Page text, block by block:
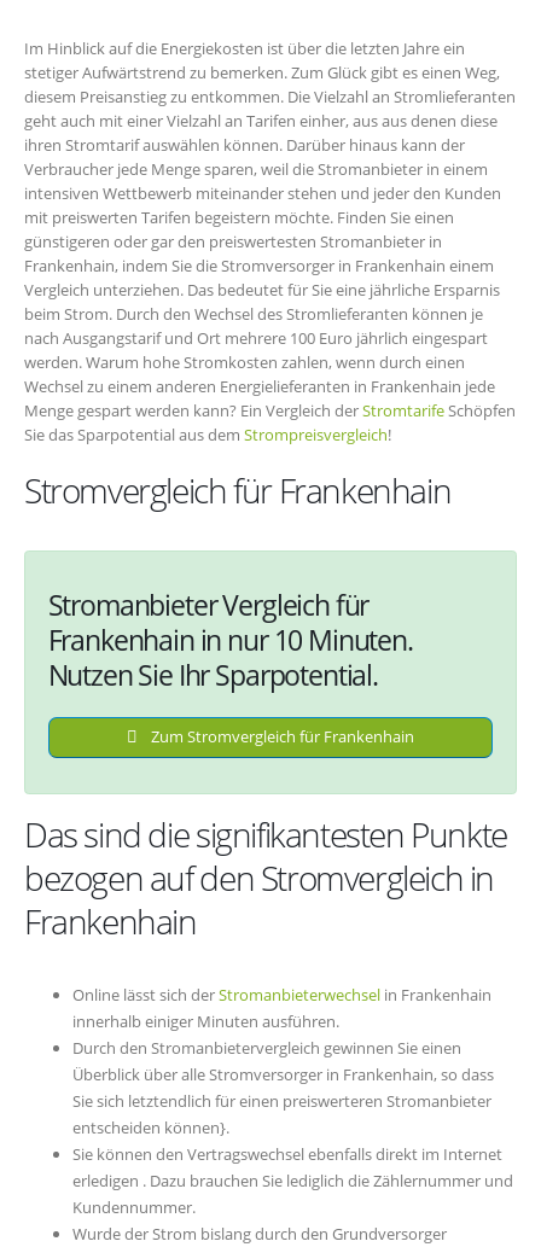
Im Hinblick auf die Energiekosten ist über die letzten Jahre ein
stetiger Aufwärtstrend zu bemerken. Zum Glück gibt es einen Weg,
diesem Preisanstieg zu entkommen. Die Vielzahl an Stromlieferanten
geht auch mit einer Vielzahl an Tarifen einher, aus aus denen diese
ihren Stromtarif auswählen können. Darüber hinaus kann der
Verbraucher jede Menge sparen, weil die Stromanbieter in einem
intensiven Wettbewerb miteinander stehen und jeder den Kunden
mit preiswerten Tarifen begeistern möchte. Finden Sie einen
günstigeren oder gar den preiswertesten Stromanbieter in
Frankenhain, indem Sie die Stromversorger in Frankenhain einem
Vergleich unterziehen. Das bedeutet für Sie eine jährliche Ersparnis
beim Strom. Durch den Wechsel des Stromlieferanten können je
nach Ausgangstarif und Ort mehrere 100 Euro jährlich eingespart
werden. Warum hohe Stromkosten zahlen, wenn durch einen
Wechsel zu einem anderen Energielieferanten in Frankenhain jede
Menge gespart werden kann? Ein Vergleich derStromtarife Schöpfen
Sie das Sparpotential aus dem Strompreisvergleich!
Stromvergleich für Frankenhain
Stromanbieter Vergleich für
Frankenhain in nur 10 Minuten.
Nutzen Sie Ihr Sparpotential.
Zum Stromvergleich für Frankenhain
Das sind die signifikantesten Punkte
bezogen auf den Stromvergleich in
Frankenhain
Online lässt sich derStromanbieterwechsel in Frankenhain
innerhalb einiger Minuten ausführen.
Durch den Stromanbietervergleich gewinnen Sie einen
Überblick über alle Stromversorger in Frankenhain, so dass
Sie sich letztendlich für einen preiswerteren Stromanbieter
entscheiden können}.
Sie können den Vertragswechsel ebenfalls direkt im Internet
erledigen . Dazu brauchen Sie lediglich die Zählernummer und
Kundennummer.
Wurde der Strom bislang durch den Grundversorger